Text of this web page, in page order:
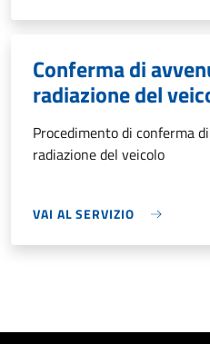
Conferma di
radiazione del
Procedimento di conferma
radiazione del veicolo
VAI AL SERVIZIO